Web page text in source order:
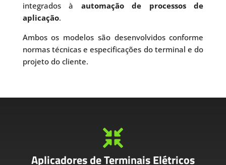
integrados à automação de processos de
aplicação.
Ambos os modelos são desenvolvidos conforme
normas técnicas e especificações do terminal e do
projeto do cliente.

Aplicadores de Terminais Elétricos